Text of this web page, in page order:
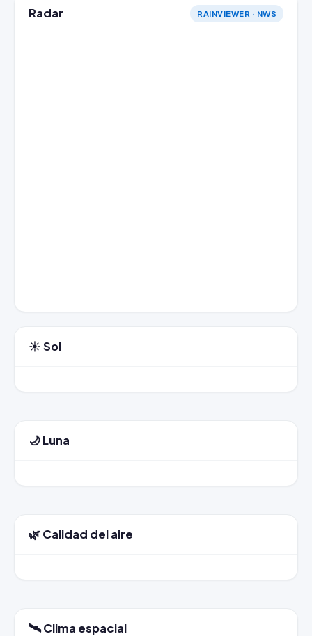
Radar RAINVIEWER · NWS
☀️ Sol
🌙 Luna
🌿 Calidad del aire
🛰️ Clima espacial